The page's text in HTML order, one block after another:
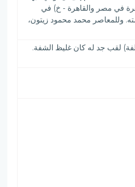
في مصر والقاهرة - خ) في
من المخطوطات العربية في الأستانة، ص 50 وفي خزانة الرباط (1046 د) رسالة في ترجمته. وللمعاصر محمد محمود زيتون،
مولده. والتبيان - خ - وفيه أن (سلفة) لقب جد له كان غليظ الشفة.